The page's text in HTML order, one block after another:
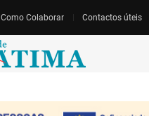
Como Colaborar Contactos úteis